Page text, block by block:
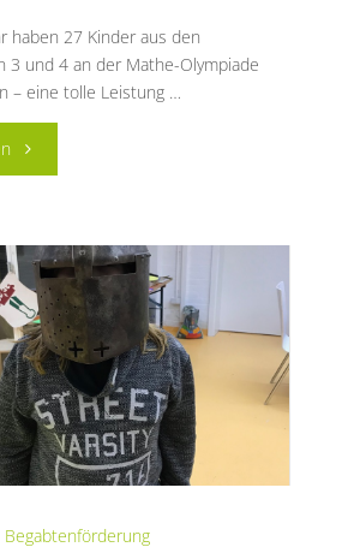
haben 27 Kinder aus den
3 und 4 an der Mathe-Olympiade
– eine tolle Leistung …
"🧠
Olympiade
an
der
Schule
Moorflagen"
Begabtenförderung